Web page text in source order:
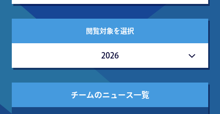
閲覧対象を選択
2026
チームのニュース一覧